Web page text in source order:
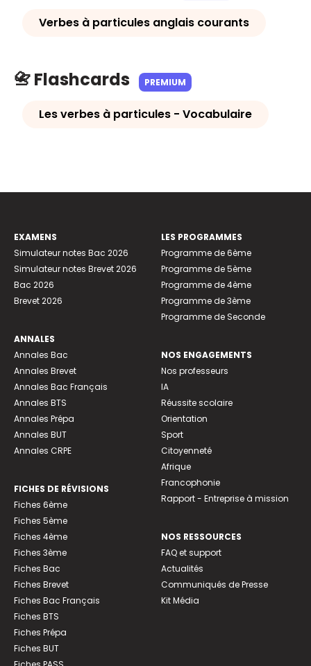
Verbes à particules anglais courants
📇 Flashcards PREMIUM
Les verbes à particules - Vocabulaire
EXAMENS
Simulateur notes Bac 2026
Simulateur notes Brevet 2026
Bac 2026
Brevet 2026
ANNALES
Annales Bac
Annales Brevet
Annales Bac Français
Annales BTS
Annales Prépa
Annales BUT
Annales CRPE
FICHES DE RÉVISIONS
Fiches 6ème
Fiches 5ème
Fiches 4ème
Fiches 3ème
Fiches Bac
Fiches Brevet
Fiches Bac Français
Fiches BTS
Fiches Prépa
Fiches BUT
LES PROGRAMMES
Programme de 6ème
Programme de 5ème
Programme de 4ème
Programme de 3ème
Programme de Seconde
NOS ENGAGEMENTS
Nos professeurs
IA
Réussite scolaire
Orientation
Sport
Citoyenneté
Afrique
Francophonie
Rapport - Entreprise à mission
NOS RESSOURCES
FAQ et support
Actualités
Communiqués de Presse
Kit Média